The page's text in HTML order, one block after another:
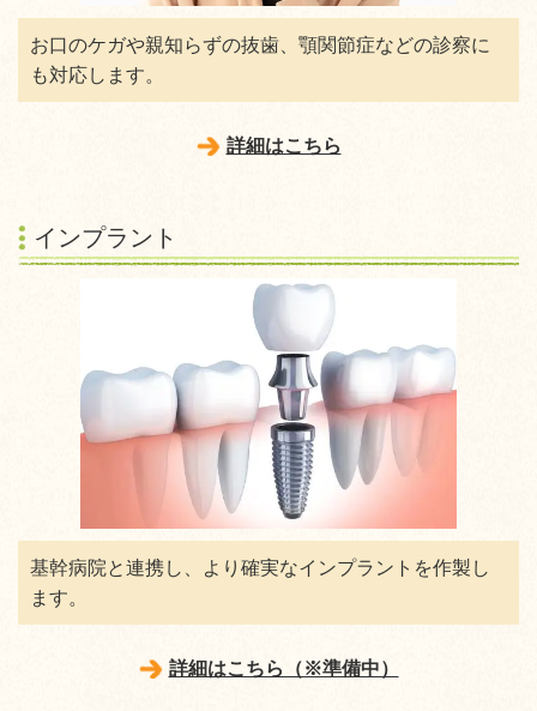
お口のケガや親知らずの抜歯、顎関節症などの診察に
も対応します。
詳細はこちら
インプラント
基幹病院と連携し、より確実なインプラントを作製し
ます。
詳細はこちら（※準備中）